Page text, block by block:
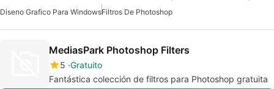
Diseno Grafico Para WindowsFiltros De Photoshop
MediasPark Photoshop Filters
5 Gratuito
Fantástica colección de filtros para Photoshop gratuita